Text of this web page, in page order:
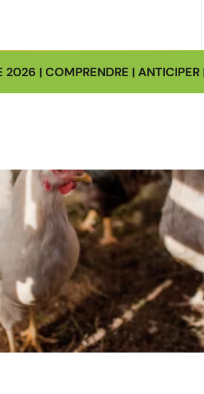
| COMPRENDRE |